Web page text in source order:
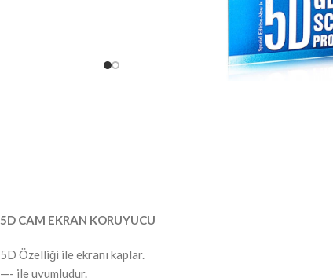
5D CAM EKRAN KORUYUCU
5D Özelliği ile ekranı kaplar.
—- ile uyumludur.